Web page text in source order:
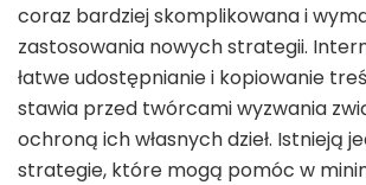
coraz bardziej skomplikowana i
zastosowania nowych strategii.
łatwe udostępnianie i kopiowanie
stawia przed twórcami wyzwania
ochroną ich własnych dzieł. Istnieją
strategie, które mogą pomóc w